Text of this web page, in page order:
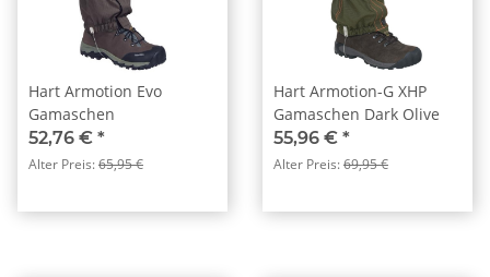
Hart Armotion Evo
Gamaschen
52,76 € *
Alter Preis:65,95 €
Hart Armotion-G XHP
Gamaschen Dark Olive
55,96 € *
Alter Preis:69,95 €